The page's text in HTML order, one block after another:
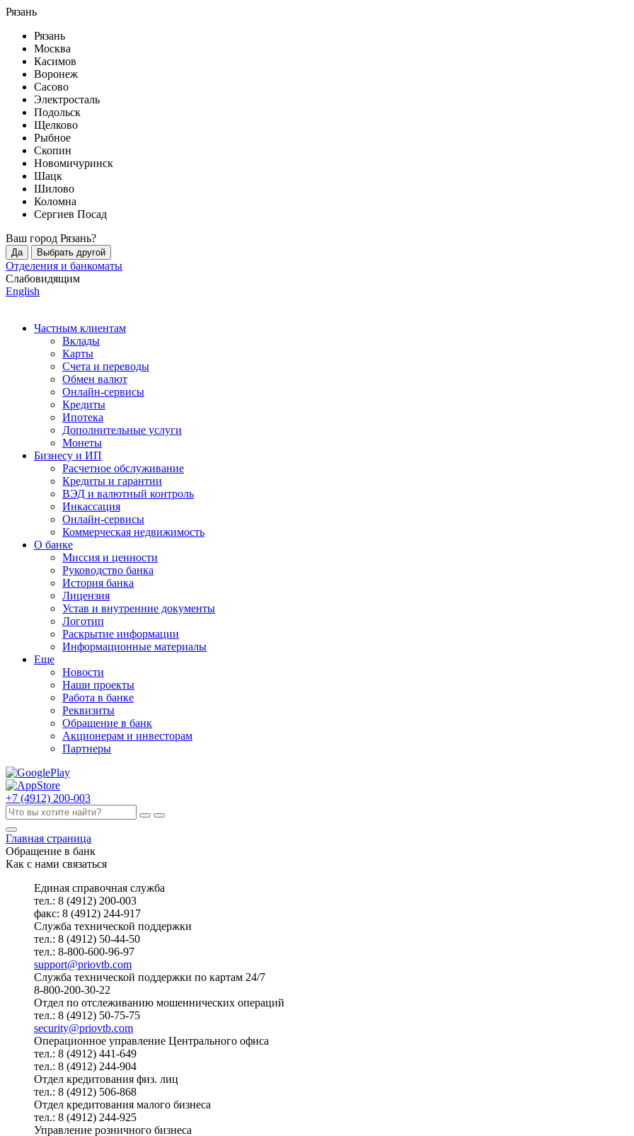
Рязань
Рязань
Москва
Касимов
Воронеж
Сасово
Электросталь
Подольск
Щелково
Рыбное
Скопин
Новомичуринск
Шацк
Шилово
Коломна
Сергиев Посад
Ваш город Рязань?
Да Выбрать другой
Отделения и банкоматы
Слабовидящим
English
Частным клиентам
Вклады
Карты
Счета и переводы
Обмен валют
Онлайн-сервисы
Кредиты
Ипотека
Дополнительные услуги
Монеты
Бизнесу и ИП
Расчетное обслуживание
Кредиты и гарантии
ВЭД и валютный контроль
Инкассация
Онлайн-сервисы
Коммерческая недвижимость
О банке
Миссия и ценности
Руководство банка
История банка
Лицензия
Устав и внутренние документы
Логотип
Раскрытие информации
Информационные материалы
Еще
Новости
Наши проекты
Работа в банке
Реквизиты
Обращение в банк
Акционерам и инвесторам
Партнеры
+7 (4912) 200-003
Главная страница
Обращение в банк
Как с нами связаться
Единая справочная служба
тел.: 8 (4912) 200-003
факс: 8 (4912) 244-917
Служба технической поддержки
тел.: 8 (4912) 50-44-50
тел.: 8-800-600-96-97
support@priovtb.com
Служба технической поддержки по картам 24/7
8-800-200-30-22
Отдел по отслеживанию мошеннических операций
тел.: 8 (4912) 50-75-75
security@priovtb.com
Операционное управление Центрального офиса
тел.: 8 (4912) 441-649
тел.: 8 (4912) 244-904
Отдел кредитования физ. лиц
тел.: 8 (4912) 506-868
Отдел кредитования малого бизнеса
тел.: 8 (4912) 244-925
Управление розничного бизнеса